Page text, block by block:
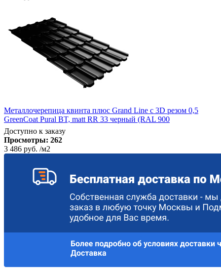
Металлочерепица квинта плюс Grand Line c 3D резом 0,5
GreenCoat Pural BT, matt RR 33 черный (RAL 900
Доступно к заказу
Просмотры: 262
3 486 руб. /м2